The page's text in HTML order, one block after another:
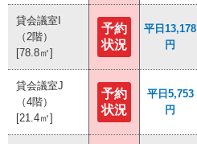
貸会議室I
（2階）
[78.8㎡]
予約
状況
平日13,178
円
貸会議室J
（4階）
[21.4㎡]
予約
状況
平日5,753
円
貸会議室I
（2階）
[78.8㎡]
予約
状況
平日13,178
円
貸会議室J
（4階）
[21.4㎡]
予約
状況
平日5,753
円